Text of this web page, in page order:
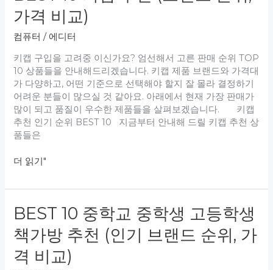
몬
오
렌
지,
인
기
브
랜
드
순
가
비
무
용
키
보
드
추
천
(브
랜
드
위,
격
교)
가격 비교)
컴퓨터 / 에디터
키캡 구입을 고려중 이신가요? 엄선해서 고른 판매 순위 TOP
10 상품들을 안내해드리겠습니다. 키캡 제품 브랜드와 가격대
가 다양하고, 어떤 기준으로 선택해야 할지 잘 몰라 결정하기
어려운 분들이 많으실 것 같아요. 아래에서 현재 가장 판매가
많이 되고 품질이 우수한 제품들을 살펴보겠습니다. 키캡
추천 인기 순위 BEST 10 지금부터 안내해 드릴 키캡 추천 상
품들은
BEST
키
추
(브
랜
드
더 읽기"
BEST 10 중학교 중학생 고등학생
책가방 추천 (인기 브랜드 순위, 가
격 비교)